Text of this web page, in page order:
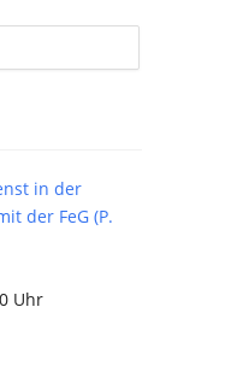
in der
der FeG (P.
Uhr